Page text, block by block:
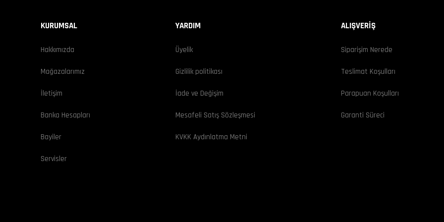
KURUMSAL
Hakkımızda
Mağazalarımız
İletişim
Banka Hesapları
Bayiler
Servisler
YARDIM
Üyelik
Gizlilik politikası
İade ve Değişim
Mesafeli Satış Sözleşmesi
KVKK Aydınlatma Metni
ALIŞVERİŞ
Siparişim Nerede
Teslimat Koşulları
Parapuan Koşulları
Garanti Süreci